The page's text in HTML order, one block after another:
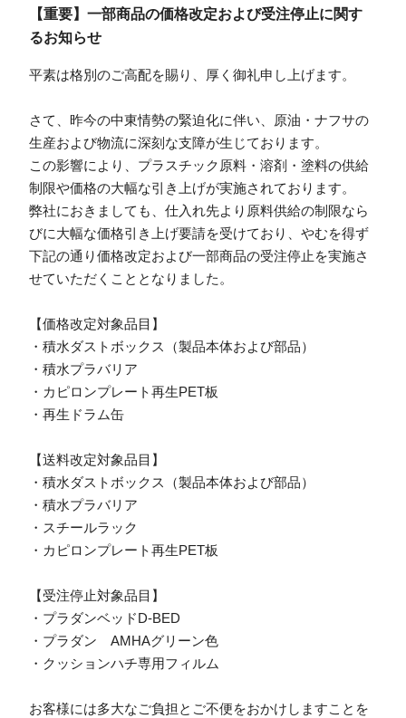
【重要】一部商品の価格改定および受注停止に関す
るお知らせ
平素は格別のご高配を賜り、厚く御礼申し上げます。
さて、昨今の中東情勢の緊迫化に伴い、原油・ナフサの
生産および物流に深刻な支障が生じております。
この影響により、プラスチック原料・溶剤・塗料の供給
制限や価格の大幅な引き上げが実施されております。
弊社におきましても、仕入れ先より原料供給の制限なら
びに大幅な価格引き上げ要請を受けており、やむを得ず
下記の通り価格改定および一部商品の受注停止を実施さ
せていただくこととなりました。
【価格改定対象品目】
・積水ダストボックス（製品本体および部品）
・積水プラバリア
・カピロンプレート再生PET板
・再生ドラム缶
【送料改定対象品目】
・積水ダストボックス（製品本体および部品）
・積水プラバリア
・スチールラック
・カピロンプレート再生PET板
【受注停止対象品目】
・プラダンベッドD-BED
・プラダン AMHAグリーン色
・クッションハチ専用フィルム
お客様には多大なご負担とご不便をおかけしますことを